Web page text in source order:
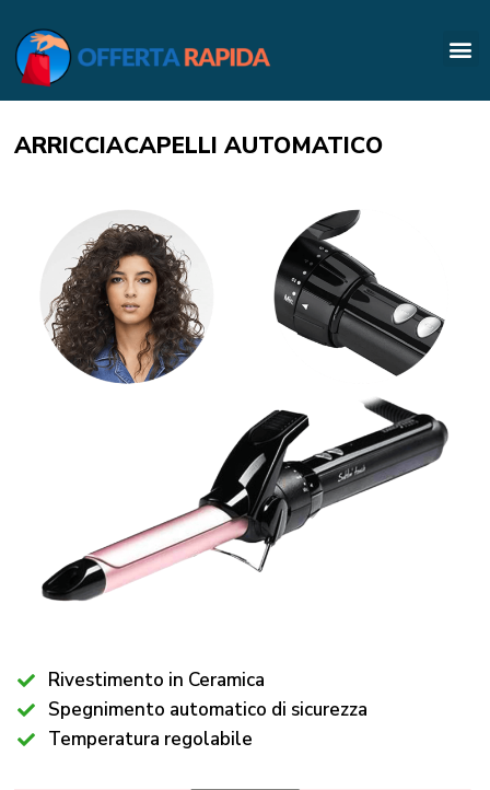
ARRICCIACAPELLI AUTOMATICO
Rivestimento in Ceramica
Spegnimento automatico di sicurezza
Temperatura regolabile